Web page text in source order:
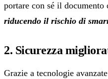
portare con sé il documento
riducendo il rischio di
2. Sicurezza
Grazie a tecnologie